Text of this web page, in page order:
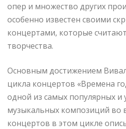
опер и множество других
особенно известен своими
концертами, которые
творчества.
Основным достижением
цикла концертов «Времена
одной из самых популярных и
музыкальных композиций во
концертов в этом цикле